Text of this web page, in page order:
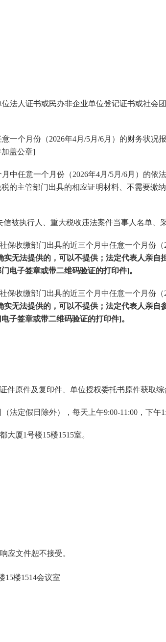
法人证书或民办非企业单位登记证书或社会
一个月份（2026年4月/5月/6月 ）的财务状况
盖公章]
中任意一个月份（2026年4月/5月/6月 ）的依
的主管部门出具的相应证明材料、不需要缴
信被执行人、重大税收违法案件当事人名单、
保收缴部门出具的近三个月中任意一个月份（
无法提供的，可以不提供；法定代表人亲自
电子签章或带二维码验证的打印件]。
保收缴部门出具的近三个月中任意一个月份（
无法提供的，可以不提供；法定代表人亲自
子签章或带二维码验证的打印件]。
原件及复印件、单位授权委托书原件获取综
（法定假日除外），每天上午9:00-11:00，下午
大厦1号楼15楼1515室。
应文件恕不接受。
15楼1514会议室